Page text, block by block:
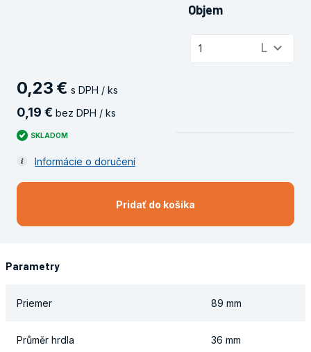
Objem
1 L keyboard_arrow_down
0,23 € s DPH / ks
0,19 € bez DPH / ks
SKLADOM
Informácie o doručení
Pridať do košíka
Parametry
Priemer 89 mm
Průměr hrdla 36 mm